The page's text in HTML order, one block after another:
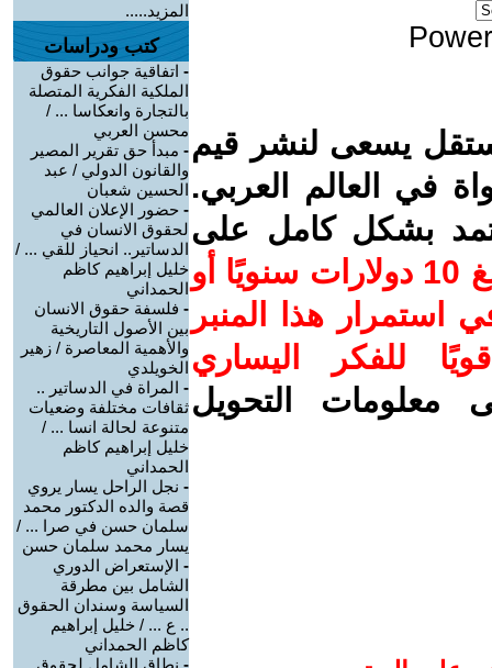
يسعى لنشر قيم
في العالم العربي.
بشكل كامل على
ساهم/ي معنا! بدعمكم بمبلغ 10 دولارات سنويًا أو
استمرار هذا المنبر
للفكر اليساري
معلومات التحويل
المزيد.....
كتب ودراسات
- اتفاقية جوانب حقوق
الملكية الفكرية المتصلة
بالتجارة وانعكاسا ... /
محسن العربي
- مبدأ حق تقرير المصير
والقانون الدولي / عبد
الحسين شعبان
- حضور الإعلان العالمي
لحقوق الانسان في
الدساتير.. انحياز للقي ... /
خليل إبراهيم كاظم
الحمداني
- فلسفة حقوق الانسان
بين الأصول التاريخية
والأهمية المعاصرة / زهير
الخويلدي
- المراة في الدساتير ..
ثقافات مختلفة وضعيات
متنوعة لحالة انسا ... /
خليل إبراهيم كاظم
الحمداني
- نجل الراحل يسار يروي
قصة والده الدكتور محمد
سلمان حسن في صرا ... /
يسار محمد سلمان حسن
- الإستعراض الدوري
الشامل بين مطرقة
السياسة وسندان الحقوق
.. ع ... / خليل إبراهيم
كاظم الحمداني
- نطاق الشامل لحقوق